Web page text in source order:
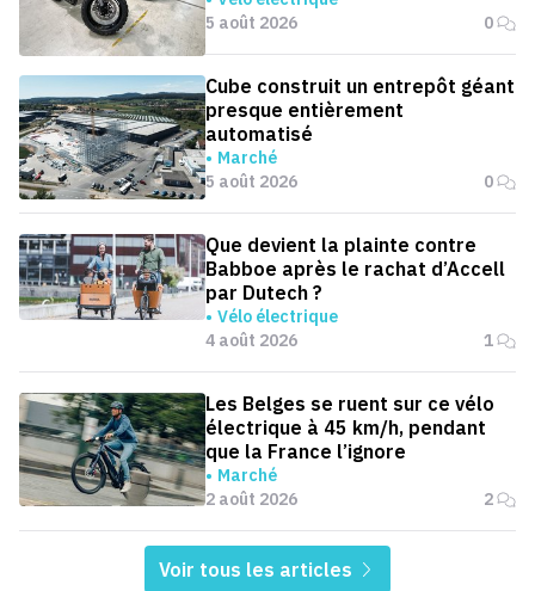
5 août 2026
0
Cube construit un entrepôt géant
presque entièrement
automatisé
Marché
5 août 2026
0
Que devient la plainte contre
Babboe après le rachat d’Accell
par Dutech ?
Vélo électrique
4 août 2026
1
Les Belges se ruent sur ce vélo
électrique à 45 km/h, pendant
que la France l’ignore
Marché
2 août 2026
2
Voir tous les articles